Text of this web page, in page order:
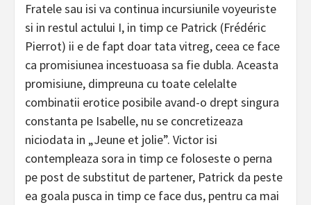
Fratele sau isi va continua incursiunile voyeuriste
si in restul actului I, in timp ce Patrick (Frédéric
Pierrot) ii e de fapt doar tata vitreg, ceea ce face
ca promisiunea incestuoasa sa fie dubla. Aceasta
promisiune, dimpreuna cu toate celelalte
combinatii erotice posibile avand-o drept singura
constanta pe Isabelle, nu se concretizeaza
niciodata in „Jeune et jolie”. Victor isi
contempleaza sora in timp ce foloseste o perna
pe post de substitut de partener, Patrick da peste
ea goala pusca in timp ce face dus, pentru ca mai